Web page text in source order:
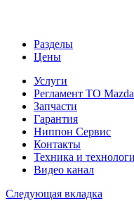
Разделы
Цены
Услуги
Регламент ТО Mazda
Запчасти
Гарантия
Ниппон Сервис
Контакты
Техника и
Видео канал
Следующая вкладка